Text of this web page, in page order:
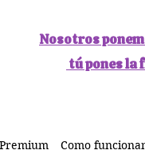
Nosotros
tú pones la
Como